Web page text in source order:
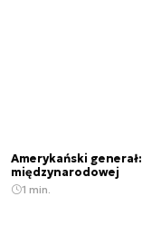
Amerykański
międzynarodowej
1 min.